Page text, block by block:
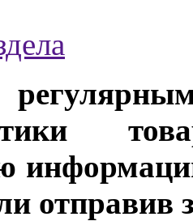
отправив